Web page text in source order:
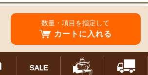
数量・項目を指定して
カートに入れる
表示
Coffee Shokai All Rights reserved.